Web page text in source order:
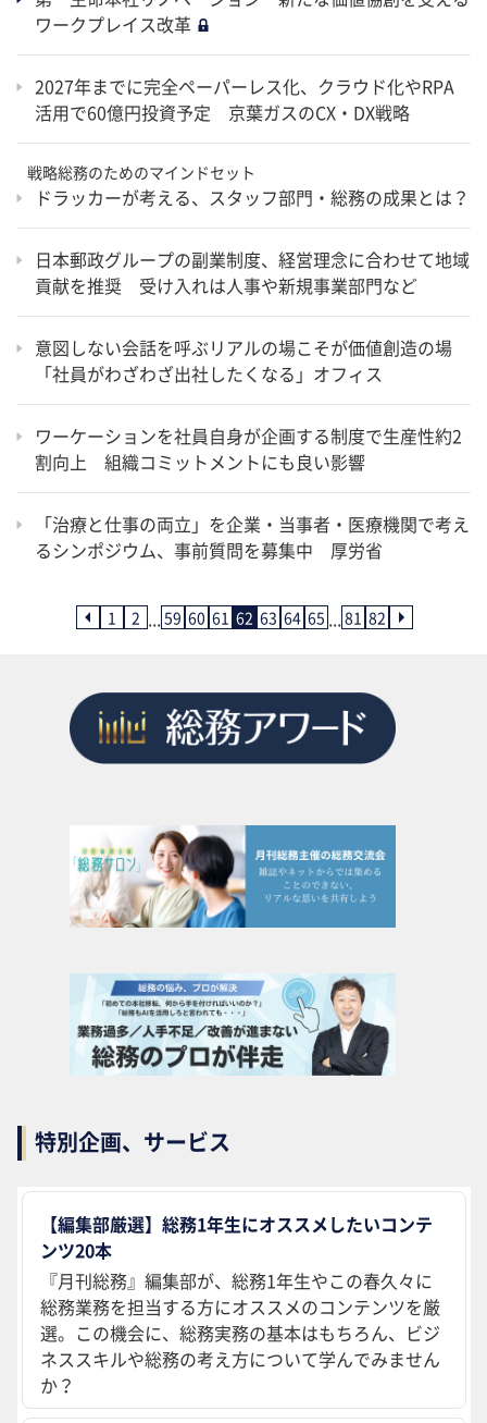
ワークプレイス改革
2027年までに完全ペーパーレス化、クラウド化やRPA
活用で60億円投資予定 京葉ガスのCX・DX戦略
戦略総務のためのマインドセット
ドラッカーが考える、スタッフ部門・総務の成果とは？
日本郵政グループの副業制度、経営理念に合わせて地域
貢献を推奨 受け入れは人事や新規事業部門など
意図しない会話を呼ぶリアルの場こそが価値創造の場
「社員がわざわざ出社したくなる」オフィス
ワーケーションを社員自身が企画する制度で生産性約2
割向上 組織コミットメントにも良い影響
「治療と仕事の両立」を企業・当事者・医療機関で考え
るシンポジウム、事前質問を募集中 厚労省
1 2 ... 59 60 61 62 63 64 65 ...81 82
特別企画、サービス
【編集部厳選】総務1年生にオススメしたいコンテ
ンツ20本
『月刊総務』編集部が、総務1年生やこの春久々に
総務業務を担当する方にオススメのコンテンツを厳
選。この機会に、総務実務の基本はもちろん、ビジ
ネススキルや総務の考え方について学んでみません
か？